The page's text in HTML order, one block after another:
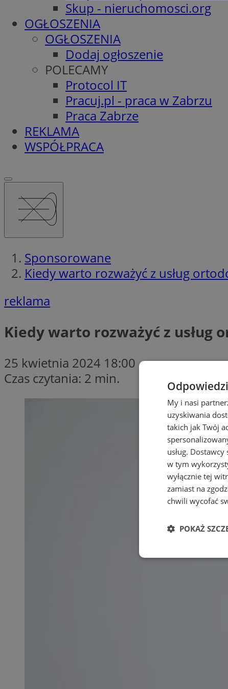
Skup - nieruchomosci.org
OGŁOSZENIA
OGŁOSZENIA
Dodaj ogłoszenie
POLECAMY
Protocol IT
Pracuj.pl - praca w Zabrzu
Praca Zabrze
REKLAMA
WSPÓŁPRACA
Sponsorowane
​Kiedy warto rozważyć z usług
reklama
​Kiedy warto rozważyć z usług
25 kwietnia 2024 18:00
Czas czytania: 2 min.
My i nasi
uzyskiwania
takich jak Twój
usług. Dostawcy
w tym
wyłącznie tej
zamiast na
chwili wycofać
POKAŻ
Niezbędne
Niezbędne pliki
zarządzanie